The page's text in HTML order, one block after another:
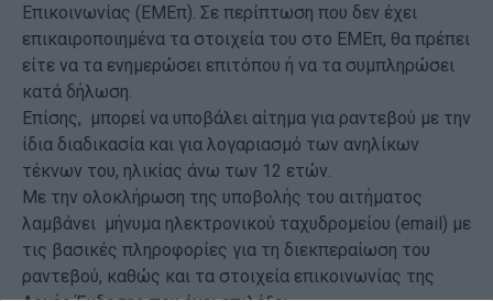
Επικοινωνίας (ΕΜΕπ). Σε περίπτωση που δεν έχει
επικαιροποιημένα τα στοιχεία του στο ΕΜΕπ, θα πρέπει
είτε να τα ενημερώσει επιτόπου ή να τα συμπληρώσει
κατά δήλωση.
Επίσης, μπορεί να υποβάλει αίτημα για ραντεβού με την
ίδια διαδικασία και για λογαριασμό των ανηλίκων
τέκνων του, ηλικίας άνω των 12 ετών.
Με την ολοκλήρωση της υποβολής του αιτήματος
λαμβάνει μήνυμα ηλεκτρονικού ταχυδρομείου (email) με
τις βασικές πληροφορίες για τη διεκπεραίωση του
ραντεβού, καθώς και τα στοιχεία επικοινωνίας της